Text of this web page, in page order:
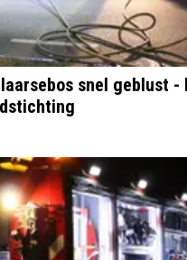
snel geblust -